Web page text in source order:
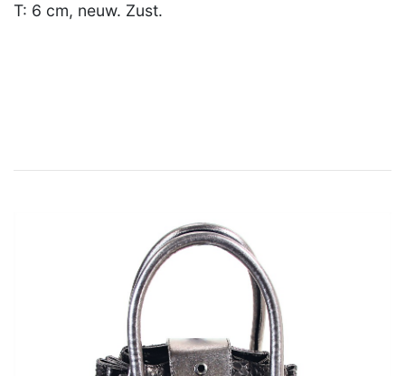
T: 6 cm, neuw. Zust.